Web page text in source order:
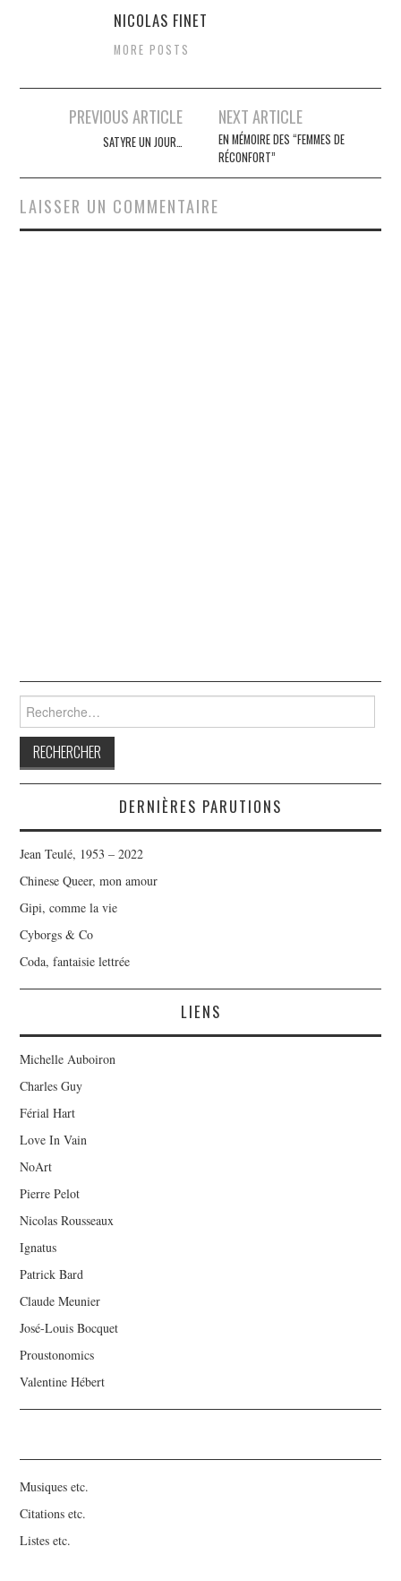
NICOLAS FINET
MORE POSTS
Navigation
PREVIOUS ARTICLE
SATYRE UN JOUR…
NEXT ARTICLE
EN MÉMOIRE DES “FEMMES DE
RÉCONFORT”
LAISSER UN COMMENTAIRE
DERNIÈRES PARUTIONS
Jean Teulé, 1953 – 2022
Chinese Queer, mon amour
Gipi, comme la vie
Cyborgs & Co
Coda, fantaisie lettrée
LIENS
Michelle Auboiron
Charles Guy
Férial Hart
Love In Vain
NoArt
Pierre Pelot
Nicolas Rousseaux
Ignatus
Patrick Bard
Claude Meunier
José-Louis Bocquet
Proustonomics
Valentine Hébert
Musiques etc.
Citations etc.
Listes etc.